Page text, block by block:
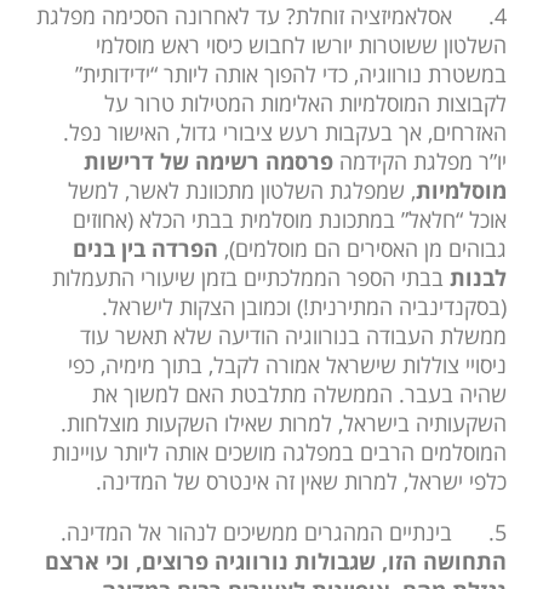
4.
אסלאמיזציה זוחלת? עד לאחרונה הסכימה מפלגת
השלטון ששוטרות יורשו לחבוש כיסוי ראש מוסלמי
במשטרת נורווגיה, כדי להפוך אותה ליותר “ידידותית”
לקבוצות המוסלמיות האלימות המטילות טרור על
האזרחים, אך בעקבות רעש ציבורי גדול, האישור נפל.
יו”ר מפלגת הקידמה פרסמה רשימה של דרישות
מוסלמיות, שמפלגת השלטון מתכוונת לאשר, למשל
אוכל “חלאל” במתכונת מוסלמית בבתי הכלא (אחוזים
גבוהים מן האסירים הם מוסלמים), הפרדה בין בנים
לבנות בבתי הספר הממלכתיים בזמן שיעורי התעמלות
(בסקנדינביה המתירנית!) וכמובן הצקות לישראל.
ממשלת העבודה בנורווגיה הודיעה שלא תאשר עוד
ניסויי צוללות שישראל אמורה לקבל, בתוך מימיה, כפי
שהיה בעבר. הממשלה מתלבטת האם למשוך את
השקעותיה בישראל, למרות שאילו השקעות מוצלחות.
המוסלמים הרבים במפלגה מושכים אותה ליותר עויינות
כלפי ישראל, למרות שאין זה אינטרס של המדינה.
5.
בינתיים המהגרים ממשיכים לנהור אל המדינה.
התחושה הזו, שגבולות נורווגיה פרוצים, וכי ארצם